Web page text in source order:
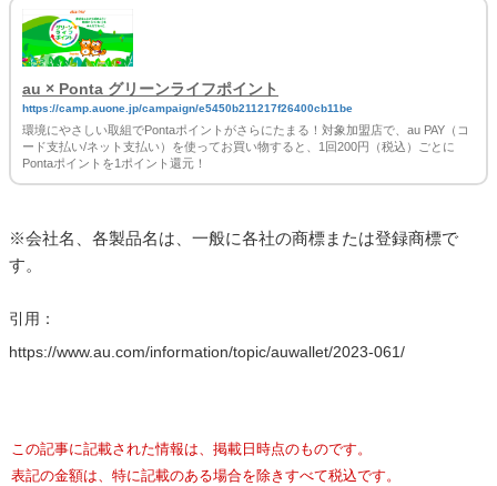
au × Ponta グリーンライフポイント
https://camp.auone.jp/campaign/e5450b211217f26400cb11be
環境にやさしい取組でPontaポイントがさらにたまる！対象加盟店で、au PAY（コ
ード支払い/ネット支払い）を使ってお買い物すると、1回200円（税込）ごとに
Pontaポイントを1ポイント還元！
※会社名、各製品名は、一般に各社の商標または登録商標で
す。
引用：
https://www.au.com/information/topic/auwallet/2023-061/
この記事に記載された情報は、掲載日時点のものです。
表記の金額は、特に記載のある場合を除きすべて税込です。